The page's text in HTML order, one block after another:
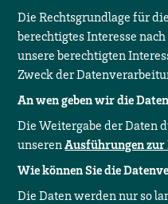
Die Rechtsgrundlage für
berechtigtes Interesse
unsere berechtigten
Zweck der
An wen geben wir die
Die Weitergabe der Daten
unserenAusführungen zur
Wie können Sie die
Die Daten werden nur so